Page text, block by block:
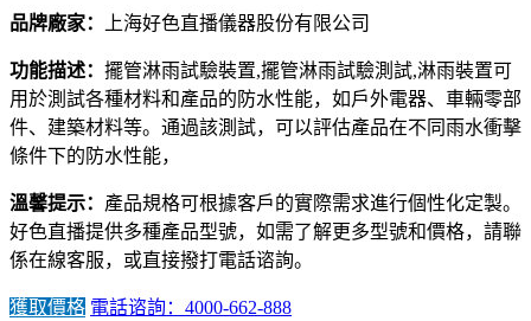
品牌廠家： 上海好色直播儀器股份有限公司
功能描述： 擺管淋雨試驗裝置,擺管淋雨試驗測試,淋雨裝置可
用於測試各種材料和產品的防水性能，如戶外電器、車輛零部
件、建築材料等。通過該測試，可以評估產品在不同雨水衝擊
條件下的防水性能，
溫馨提示： 產品規格可根據客戶的實際需求進行個性化定製。
好色直播提供多種產品型號，如需了解更多型號和價格，請聯
係在線客服，或直接撥打電話谘詢。
獲取價格 電話谘詢：4000-662-888